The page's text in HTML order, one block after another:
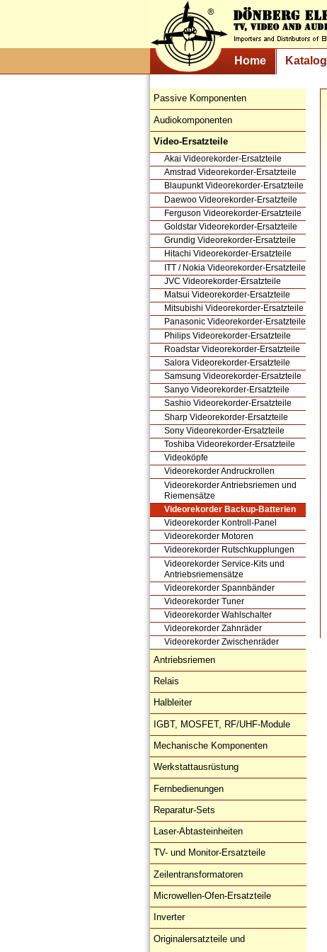
Home Katalog
Passive Komponenten
Audiokomponenten
Video-Ersatzteile
Akai Videorekorder-Ersatzteile
Amstrad Videorekorder-Ersatzteile
Blaupunkt Videorekorder-Ersatzteile
Daewoo Videorekorder-Ersatzteile
Ferguson Videorekorder-Ersatzteile
Goldstar Videorekorder-Ersatzteile
Grundig Videorekorder-Ersatzteile
Hitachi Videorekorder-Ersatzteile
ITT / Nokia Videorekorder-Ersatzteile
JVC Videorekorder-Ersatzteile
Matsui Videorekorder-Ersatzteile
Mitsubishi Videorekorder-Ersatzteile
Panasonic Videorekorder-Ersatzteile
Philips Videorekorder-Ersatzteile
Roadstar Videorekorder-Ersatzteile
Salora Videorekorder-Ersatzteile
Samsung Videorekorder-Ersatzteile
Sanyo Videorekorder-Ersatzteile
Sashio Videorekorder-Ersatzteile
Sharp Videorekorder-Ersatzteile
Sony Videorekorder-Ersatzteile
Toshiba Videorekorder-Ersatzteile
Videoköpfe
Videorekorder Andruckrollen
Videorekorder Antriebsriemen und
Riemensätze
Videorekorder Backup-Batterien
Videorekorder Kontroll-Panel
Videorekorder Motoren
Videorekorder Rutschkupplungen
Videorekorder Service-Kits und
Antriebsriemensätze
Videorekorder Spannbänder
Videorekorder Tuner
Videorekorder Wahlschalter
Videorekorder Zahnräder
Videorekorder Zwischenräder
Antriebsriemen
Relais
Halbleiter
IGBT, MOSFET, RF/UHF-Module
Mechanische Komponenten
Werkstattausrüstung
Fernbedienungen
Reparatur-Sets
Laser-Abtasteinheiten
TV- und Monitor-Ersatzteile
Zeilentransformatoren
Microwellen-Ofen-Ersatzteile
Inverter
Originalersatzteile und